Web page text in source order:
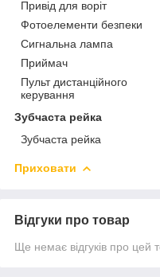
Привід для воріт
Фотоелементи безпеки
Сигнальна лампа
Приймач
Пульт дистанційного
керування
Зубчаста рейка
Зубчаста рейка
Приховати
Відгуки про товар
Ще немає відгуків про цей